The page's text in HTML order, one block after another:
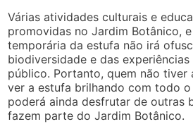
Várias atividades culturais e
promovidas no Jardim Botânico,
temporária da estufa não irá
biodiversidade e das
público. Portanto, quem não tiver
ver a estufa brilhando com todo o
poderá ainda desfrutar de outras
fazem parte do Jardim Botânico.